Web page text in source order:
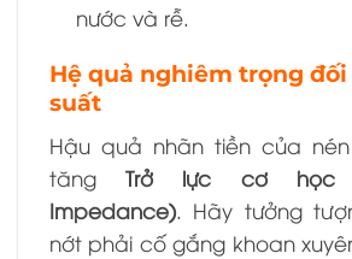
nước và rễ.
Hệ quả nghiêm trọng
suất
Hậu quả nhãn tiền của
tăng Trở lực cơ học
Impedance). Hãy tưởng
nớt phải cố gắng khoan